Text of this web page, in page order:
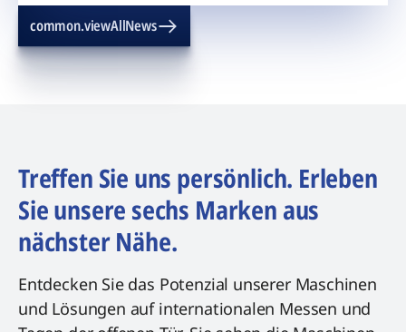
common.viewAllNews
Treffen Sie uns persönlich. Erleben
Sie unsere sechs Marken aus
nächster Nähe.
Entdecken Sie das Potenzial unserer Maschinen
und Lösungen auf internationalen Messen und